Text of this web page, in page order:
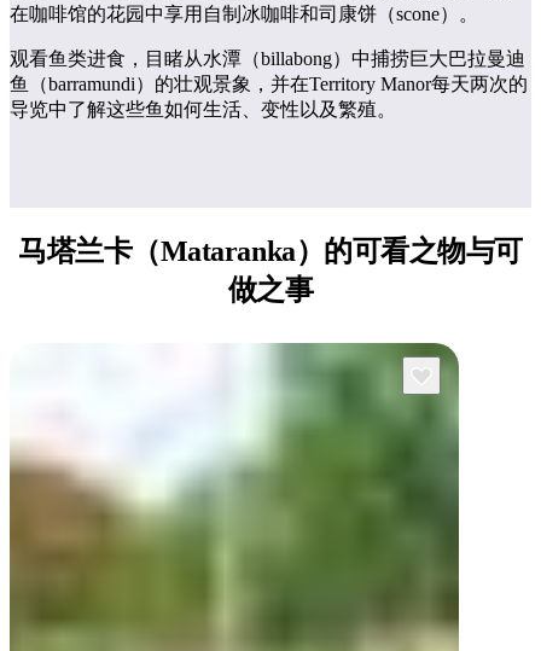
在咖啡馆的花园中享用自制冰咖啡和司康饼（scone）。
观看鱼类进食，目睹从水潭（billabong）中捕捞巨大巴拉曼迪
鱼（barramundi）的壮观景象，并在Territory Manor每天两次的
导览中了解这些鱼如何生活、变性以及繁殖。
马塔兰卡（Mataranka）的可看之物与可
做之事